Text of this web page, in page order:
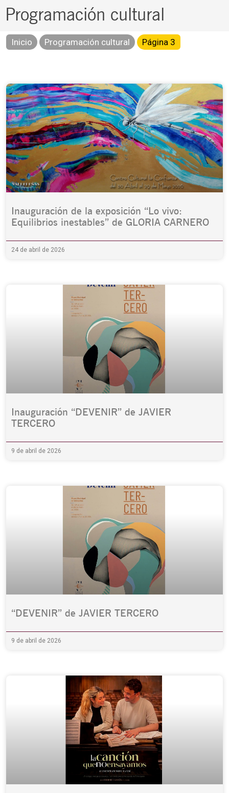
Programación cultural
Inicio Programación cultural Página 3
Inauguración de la exposición “Lo vivo:
Equilibrios inestables” de GLORIA CARNERO
24 de abril de 2026
Inauguración “DEVENIR” de JAVIER
TERCERO
9 de abril de 2026
“DEVENIR” de JAVIER TERCERO
9 de abril de 2026
Page Page Page Page Page